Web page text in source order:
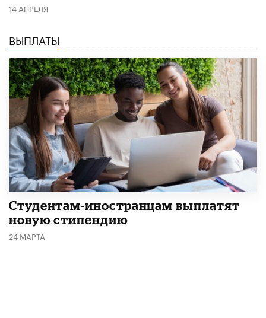
14 АПРЕЛЯ
ВЫПЛАТЫ
Студентам-иностранцам выплатят
новую стипендию
24 МАРТА